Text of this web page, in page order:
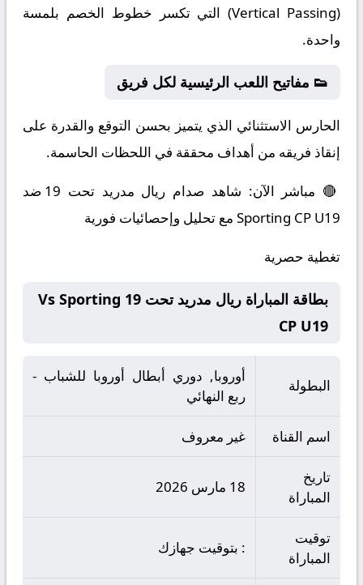
(Vertical Passing) التي تكسر خطوط الخصم بلمسة
واحدة.
👟 مفاتيح اللعب الرئيسية لكل فريق
الحارس الاستثنائي الذي يتميز بحسن التوقع والقدرة على
إنقاذ فريقه من أهداف محققة في اللحظات الحاسمة.
🔴 مباشر الآن: شاهد صدام ريال مدريد تحت 19 ضد
Sporting CP U19 مع تحليل وإحصائيات فورية
تغطية حصرية
بطاقة المباراة ريال مدريد تحت 19 Vs Sporting
CP U19
البطولة
أوروبا, دوري أبطال أوروبا للشباب -
ربع النهائي
اسم القناة غير معروف
تاريخ
المباراة
18 مارس 2026
توقيت
المباراة
: بتوقيت جهازك